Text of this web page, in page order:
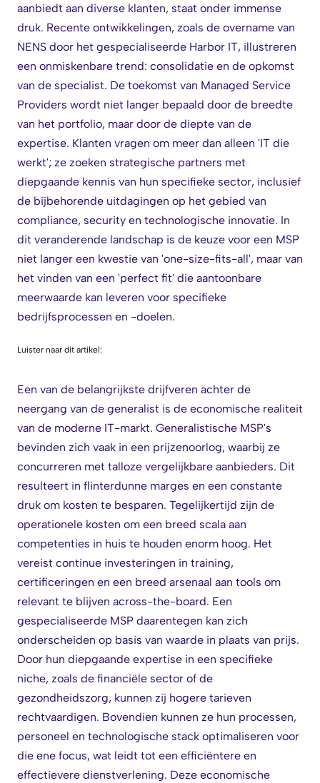
aanbiedt aan diverse klanten, staat onder immense
druk. Recente ontwikkelingen, zoals de overname van
NENS door het gespecialiseerde Harbor IT, illustreren
een onmiskenbare trend: consolidatie en de opkomst
van de specialist. De toekomst van Managed Service
Providers wordt niet langer bepaald door de breedte
van het portfolio, maar door de diepte van de
expertise. Klanten vragen om meer dan alleen 'IT die
werkt'; ze zoeken strategische partners met
diepgaande kennis van hun specifieke sector, inclusief
de bijbehorende uitdagingen op het gebied van
compliance, security en technologische innovatie. In
dit veranderende landschap is de keuze voor een MSP
niet langer een kwestie van 'one-size-fits-all', maar van
het vinden van een 'perfect fit' die aantoonbare
meerwaarde kan leveren voor specifieke
bedrijfsprocessen en -doelen.
Luister naar dit artikel:
Een van de belangrijkste drijfveren achter de
neergang van de generalist is de economische realiteit
van de moderne IT-markt. Generalistische MSP's
bevinden zich vaak in een prijzenoorlog, waarbij ze
concurreren met talloze vergelijkbare aanbieders. Dit
resulteert in flinterdunne marges en een constante
druk om kosten te besparen. Tegelijkertijd zijn de
operationele kosten om een breed scala aan
competenties in huis te houden enorm hoog. Het
vereist continue investeringen in training,
certificeringen en een breed arsenaal aan tools om
relevant te blijven across-the-board. Een
gespecialiseerde MSP daarentegen kan zich
onderscheiden op basis van waarde in plaats van prijs.
Door hun diepgaande expertise in een specifieke
niche, zoals de financiële sector of de
gezondheidszorg, kunnen zij hogere tarieven
rechtvaardigen. Bovendien kunnen ze hun processen,
personeel en technologische stack optimaliseren voor
die ene focus, wat leidt tot een efficiëntere en
effectievere dienstverlening. Deze economische